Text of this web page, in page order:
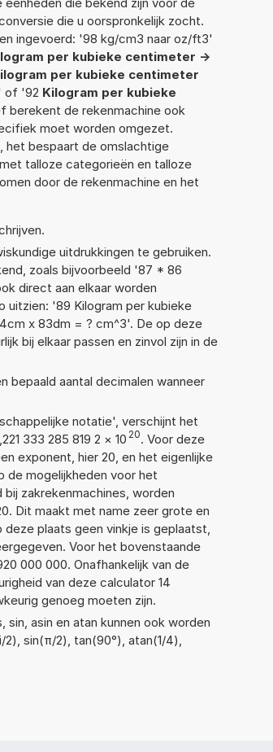
die u oorspronkelijk zocht.
ingevoerd: '98 kg/cm3 naar oz/ft3'
per kubieke centimeter ->
per kubieke centimeter
of '92 Kilogram per kubieke
berekent de rekenmachine ook
moet worden omgezet.
het bespaart de omslachtige
talloze categorieën en talloze
door de rekenmachine en het
uitdrukkingen te gebruiken.
zoals bijvoorbeeld '87 * 86
direct aan elkaar worden
uitzien: '89 Kilogram per kubieke
x 83dm = ? cm^3'. De op deze
bij elkaar passen en zinvol zijn in de
bepaald aantal decimalen wanneer
notatie', verschijnt het
333 285 819 2 × 10 20. Voor deze
exponent, hier 20, en het eigenlijke
de mogelijkheden voor het
zakrekenmachines, worden
Dit maakt met name zeer grote en
plaats geen vinkje is geplaatst,
Voor het bovenstaande
000 000. Onafhankelijk van de
van deze calculator 14
genoeg moeten zijn.
asin en atan kunnen ook worden
sin(π/2), tan(90°), atan(1/4),